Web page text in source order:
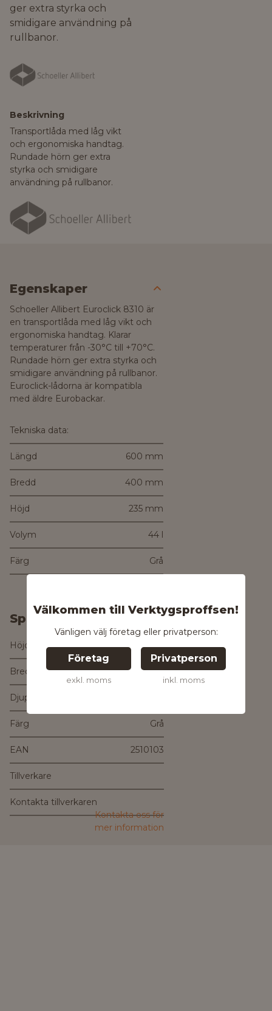
Välkommen till Verktygsproffsen!
Vänligen välj företag eller privatperson:
Företag
exkl. moms
Privatperson
inkl. moms
ger extra styrka och
smidigare användning på
rullbanor.
Beskrivning
Transportlåda med låg vikt
och ergonomiska handtag.
Rundade hörn ger extra
styrka och smidigare
användning på rullbanor.
Egenskaper
Schoeller Allibert Euroclick 8310 är
en transportlåda med låg vikt och
ergonomiska handtag. Klarar
temperaturer från -30°C till +70°C.
Rundade hörn ger extra styrka och
smidigare användning på rullbanor.
Euroclick-lådorna är kompatibla
med äldre Eurobackar.
Tekniska data:
Längd 600 mm
Bredd 400 mm
Höjd 235 mm
Volym 44 l
Färg Grå
Specifikationer
Höjd 235 mm
Bredd 400 mm
Djup
Färg Grå
EAN 2510103
Tillverkare
Kontakta tillverkaren
Kontakta oss för
mer information